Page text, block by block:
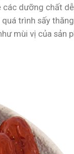
các dưỡng chất
trình sấy
mùi vị của sản